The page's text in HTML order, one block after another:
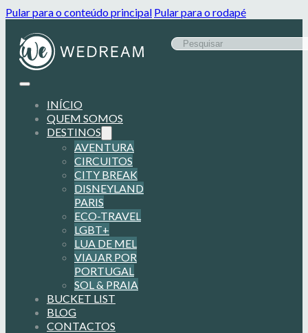
Pular para o conteúdo principal Pular para o rodapé
INÍCIO
QUEM SOMOS
DESTINOS
AVENTURA
CIRCUITOS
CITY BREAK
DISNEYLAND
PARIS
ECO-TRAVEL
LGBT+
LUA DE MEL
VIAJAR POR
PORTUGAL
SOL & PRAIA
BUCKET LIST
BLOG
CONTACTOS